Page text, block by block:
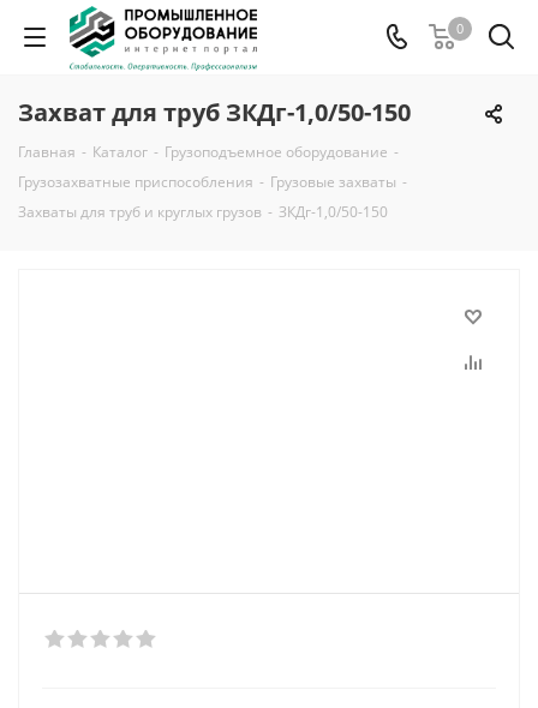
0
Захват для труб ЗКДг-1,0/50-150
Главная - Каталог - Грузоподъемное оборудование -
Грузозахватные приспособления - Грузовые захваты -
Захваты для труб и круглых грузов - ЗКДг-1,0/50-150